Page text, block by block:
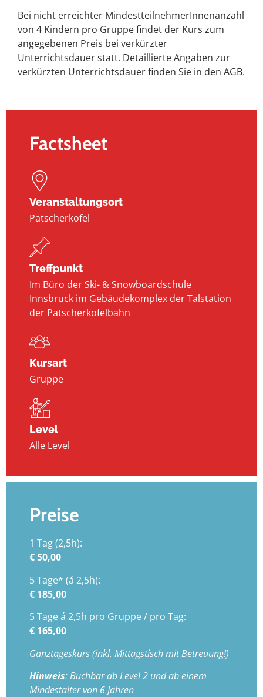
Bei nicht erreichter MindestteilnehmerInnenanzahl
von 4 Kindern pro Gruppe findet der Kurs zum
angegebenen Preis bei verkürzter
Unterrichtsdauer statt. Detaillierte Angaben zur
verkürzten Unterrichtsdauer finden Sie in den AGB.
Factsheet
Veranstaltungsort
Patscherkofel
Treffpunkt
Im Büro der Ski- & Snowboardschule
Innsbruck im Gebäudekomplex der Talstation
der Patscherkofelbahn
Kursart
Gruppe
Level
Alle Level
Preise
1 Tag (2,5h):
€ 50,00
5 Tage* (á 2,5h):
€ 185,00
5 Tage á 2,5h pro Gruppe / pro Tag:
€ 165,00
Ganztageskurs (inkl. Mittagstisch mit Betreuung!)
Hinweis: Buchbar ab Level 2 und ab einem
Mindestalter von 6 Jahren